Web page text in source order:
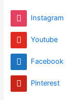
Instagram
Youtube
Facebook
Pinterest